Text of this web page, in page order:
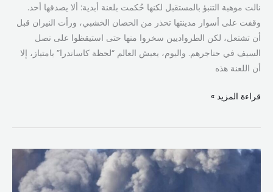
نالت موهبة التنبؤ بالمستقبل لكنها حُكمت بلعنة أبدية: ألا يصدقها أحد.
وقفت على أسوار مدينتها تحذر من الحصان الخشبي، ورأت النيران قبل
أن تشتعل، لكن الطرواديين سخروا منها حتى استيقظوا على نصل
السيف في حناجرهم. واليوم، يعيش العالم “لحظة كاساندرا” بامتياز، إلا
أن اللعنة هذه
قراءة المزيد »
استعداد
إسرائيلي